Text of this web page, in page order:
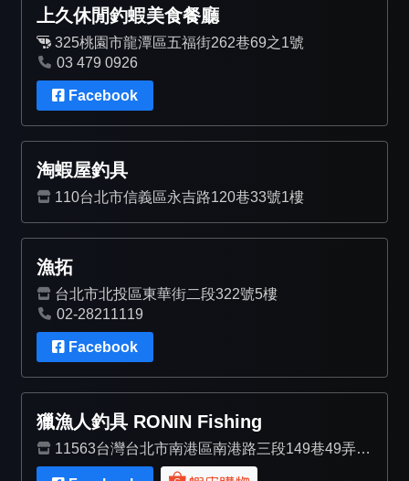
上久休閒釣蝦美食餐廳
325桃園市龍潭區五福街262巷69之1號
03 479 0926
Facebook
淘蝦屋釣具
110台北市信義區永吉路120巷33號1樓
漁拓
台北市北投區東華街二段322號5樓
02-28211119
Facebook
獵漁人釣具 RONIN Fishing
11563台灣台北市南港區南港路三段149巷49弄4
號